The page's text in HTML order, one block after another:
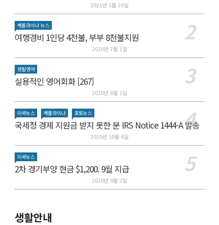
2021년 1월 20일
캐롤라이나 뉴스
여행경비 1인당 4천불, 부부 8천불지원
2020년 7월 1일
생활영어
실용적인 영어회화 [267]
2020년 8월 1일
미국뉴스 캐롤라이나 포토뉴스
국세청 경제 지원금 받지 못한 분 IRS Notice 1444-A 발송
2020년 10월 4일
미국뉴스
2차 경기부양 현금 $1,200. 9월 지급
2020년 9월 2일
생활안내